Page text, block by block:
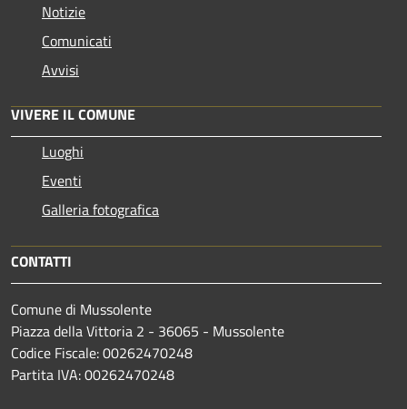
Notizie
Comunicati
Avvisi
VIVERE IL COMUNE
Luoghi
Eventi
Galleria fotografica
CONTATTI
Comune di Mussolente
Piazza della Vittoria 2 - 36065 - Mussolente
Codice Fiscale: 00262470248
Partita IVA: 00262470248